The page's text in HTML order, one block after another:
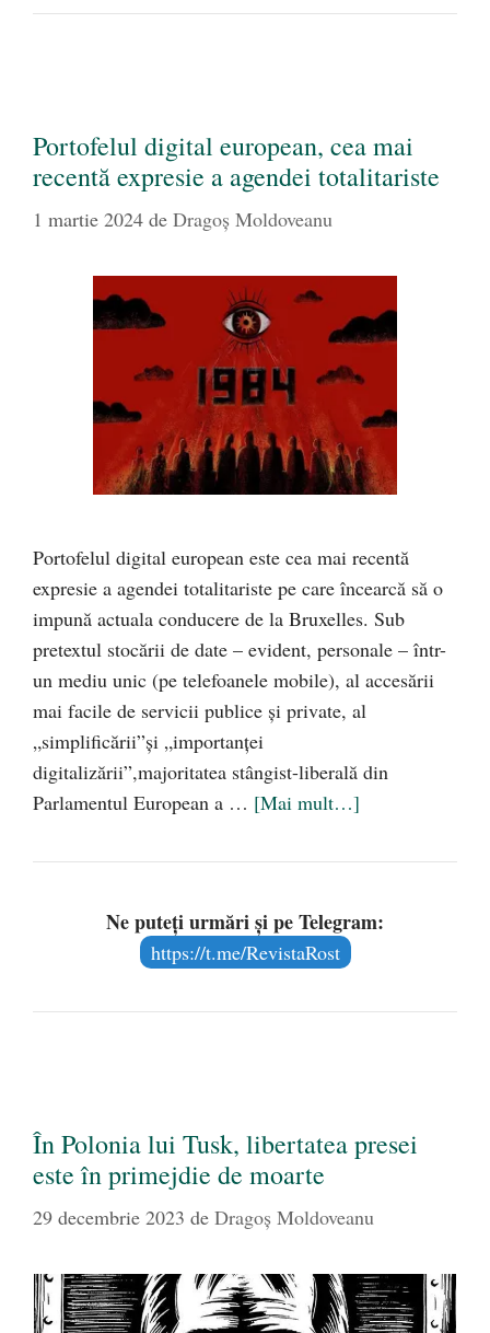
Portofelul digital european, cea mai
recentă expresie a agendei totalitariste
1 martie 2024 de Dragoş Moldoveanu
Portofelul digital european este cea mai recentă
expresie a agendei totalitariste pe care încearcă să o
impună actuala conducere de la Bruxelles. Sub
pretextul stocării de date – evident, personale – într-
un mediu unic (pe telefoanele mobile), al accesării
mai facile de servicii publice și private, al
„simplificării”și „importanței
digitalizării”,majoritatea stângist-liberală din
Parlamentul European a … [Mai mult…]
Ne puteți urmări și pe Telegram:
https://t.me/RevistaRost
În Polonia lui Tusk, libertatea presei
este în primejdie de moarte
29 decembrie 2023 de Dragoş Moldoveanu